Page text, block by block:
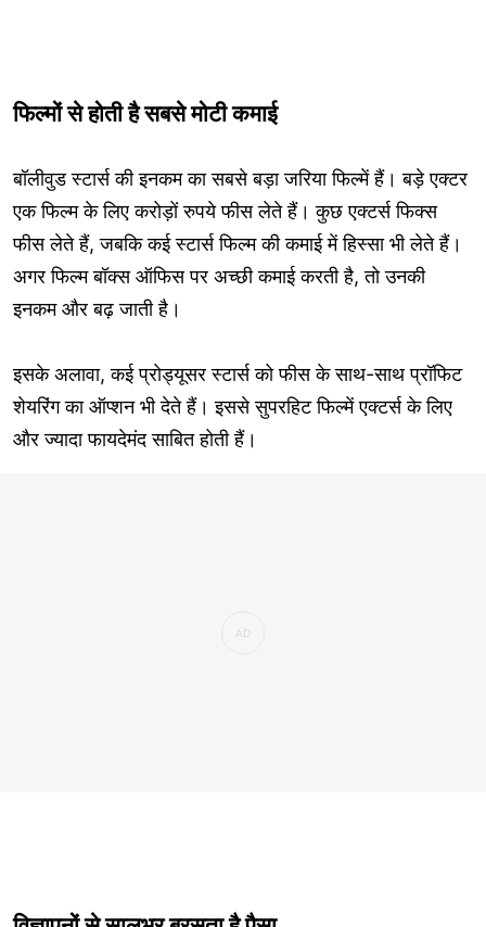
फिल्मों से होती है सबसे मोटी कमाई
बॉलीवुड स्टार्स की इनकम का सबसे बड़ा जरिया फिल्में हैं। बड़े एक्टर
एक फिल्म के लिए करोड़ों रुपये फीस लेते हैं। कुछ एक्टर्स फिक्स
फीस लेते हैं, जबकि कई स्टार्स फिल्म की कमाई में हिस्सा भी लेते हैं।
अगर फिल्म बॉक्स ऑफिस पर अच्छी कमाई करती है, तो उनकी
इनकम और बढ़ जाती है।
इसके अलावा, कई प्रोड्यूसर स्टार्स को फीस के साथ-साथ प्रॉफिट
शेयरिंग का ऑप्शन भी देते हैं। इससे सुपरहिट फिल्में एक्टर्स के लिए
और ज्यादा फायदेमंद साबित होती हैं।